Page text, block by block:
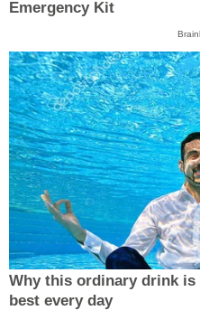
Emergency Kit
Why this ordinary drink
best every day